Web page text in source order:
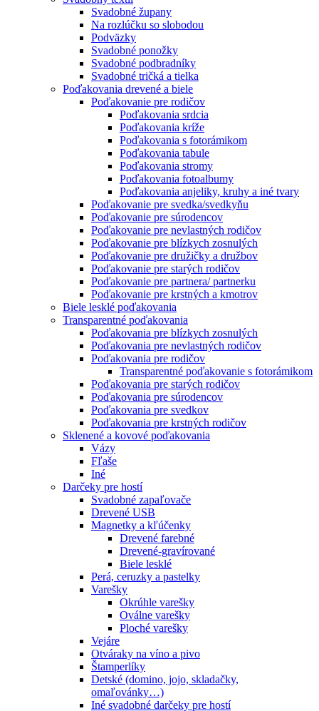
Svadobné župany
Na rozlúčku so slobodou
Podväzky
Svadobné ponožky
Svadobné podbradníky
Svadobné tričká a tielka
Poďakovania drevené a biele
Poďakovanie pre rodičov
Poďakovania srdcia
Poďakovania kríže
Poďakovania s fotorámikom
Poďakovania tabule
Poďakovania stromy
Poďakovania fotoalbumy
Poďakovania anjeliky, kruhy a iné tvary
Poďakovanie pre svedka/svedkyňu
Poďakovanie pre súrodencov
Poďakovanie pre nevlastných rodičov
Poďakovanie pre blízkych zosnulých
Poďakovanie pre družičky a družbov
Poďakovanie pre starých rodičov
Poďakovanie pre partnera/ partnerku
Poďakovanie pre krstných a kmotrov
Biele lesklé poďakovania
Transparentné poďakovania
Poďakovania pre blízkych zosnulých
Poďakovania pre nevlastných rodičov
Poďakovania pre rodičov
Transparentné poďakovanie s fotorámikom
Poďakovania pre starých rodičov
Poďakovania pre súrodencov
Poďakovania pre svedkov
Poďakovania pre krstných rodičov
Sklenené a kovové poďakovania
Vázy
Fľaše
Iné
Darčeky pre hostí
Svadobné zapaľovače
Drevené USB
Magnetky a kľúčenky
Drevené farebné
Drevené-gravírované
Biele lesklé
Perá, ceruzky a pastelky
Varešky
Okrúhle varešky
Oválne varešky
Ploché varešky
Vejáre
Otváraky na víno a pivo
Štamperlíky
Detské (domino, jojo, skladačky,
omaľovánky…)
Iné svadobné darčeky pre hostí